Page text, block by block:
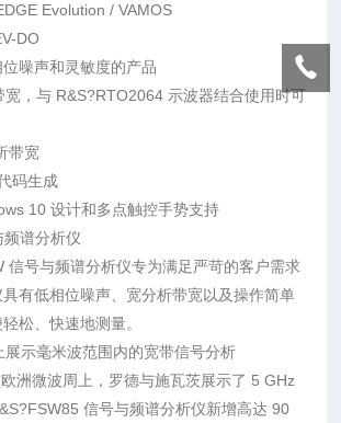
Evolution / VAMOS
DO
噪声和灵敏度的产品
宽，与 R&S?RTO2064 示波器结合使用时可
带宽
码生成
10 设计和多点触控手势支持
频谱分析仪
信号与频谱分析仪专为满足严苛的客户需求
有低相位噪声、宽分析带宽以及操作简单
松、快速地测量。
示毫米波范围内的宽带信号分析
洲微波周上，罗德与施瓦茨展示了 5 GHz
信号与频谱分析仪新增高达 90